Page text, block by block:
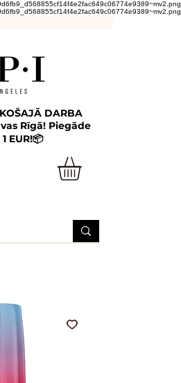
DARBA
Rīgā! Piegāde
EUR!📦